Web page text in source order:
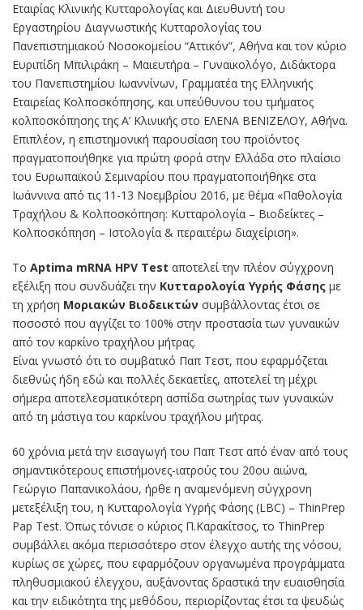
Εταιρίας Κλινικής Κυτταρολογίας και Διευθυντή του
Εργαστηρίου Διαγνωστικής Κυτταρολογίας του
Πανεπιστημιακού Νοσοκομείου “Αττικόν”, Αθήνα και τον κύριο
Ευριπίδη Μπιλιράκη – Μαιευτήρα – Γυναικολόγο, Διδάκτορα
του Πανεπιστημίου Ιωαννίνων, Γραμματέα της Ελληνικής
Εταιρείας Κολποσκόπησης, και υπεύθυνου του τμήματος
κολποσκόπησης της Α’ Κλινικής στο ΕΛΕΝΑ ΒΕΝΙΖΕΛΟΥ, Αθήνα.
Επιπλέον, η επιστημονική παρουσίαση του προϊόντος
πραγματοποιήθηκε για πρώτη φορά στην Ελλάδα στο πλαίσιο
του Ευρωπαϊκού Σεμιναρίου που πραγματοποιήθηκε στα
Ιωάννινα από τις 11-13 Νοεμβρίου 2016, με θέμα «Παθολογία
Τραχήλου & Κολποσκόπηση: Κυτταρολογία – Βιοδείκτες –
Κολποσκόπηση – Ιστολογία & περαιτέρω διαχείριση».
Το Aptima mRNA HPV Test αποτελεί την πλέον σύγχρονη
εξέλιξη που συνδυάζει την Κυτταρολογία Υγρής Φάσης με
τη χρήση Μοριακών Βιοδεικτών συμβάλλοντας έτσι σε
ποσοστό που αγγίζει το 100% στην προστασία των γυναικών
από τον καρκίνο τραχήλου μήτρας.
Είναι γνωστό ότι το συμβατικό Παπ Τεστ, που εφαρμόζεται
διεθνώς ήδη εδώ και πολλές δεκαετίες, αποτελεί τη μέχρι
σήμερα αποτελεσματικότερη ασπίδα σωτηρίας των γυναικών
από τη μάστιγα του καρκίνου τραχήλου μήτρας.
60 χρόνια μετά την εισαγωγή του Παπ Τεστ από έναν από τους
σημαντικότερους επιστήμονες-ιατρούς του 20ου αιώνα,
Γεώργιο Παπανικολάου, ήρθε η αναμενόμενη σύγχρονη
μετεξέλιξη του, η Κυτταρολογία Υγρής Φάσης (LBC) – ThinPrep
Pap Test. Όπως τόνισε ο κύριος Π.Καρακίτσος, το ThinPrep
συμβάλλει ακόμα περισσότερο στον έλεγχο αυτής της νόσου,
κυρίως σε χώρες, που εφαρμόζουν οργανωμένα προγράμματα
πληθυσμιακού έλεγχου, αυξάνοντας δραστικά την ευαισθησία
και την ειδικότητα της μεθόδου, περιορίζοντας έτσι τα ψευδώς